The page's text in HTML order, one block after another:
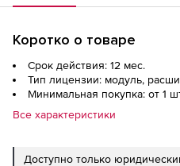
Коротко о товаре
Срок действия: 12 мес.
Тип лицензии: модуль,
Минимальная покупка: от 1
Все характеристики
Доступно только